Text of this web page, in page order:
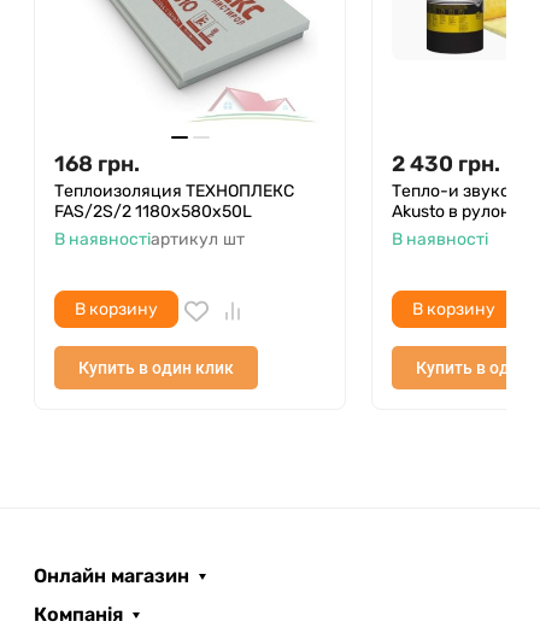
168 грн.
Теплоизоляция ТЕХНОПЛЕКС
FAS/2S/2 1180х580х50L
В наявностіартикул шт
В корзину
Купить в один клик
2 430 грн.
Тепло-и
Akusto в рулонах
В наявності
В корзину
Купить в один
Онлайн магазин
Компанія